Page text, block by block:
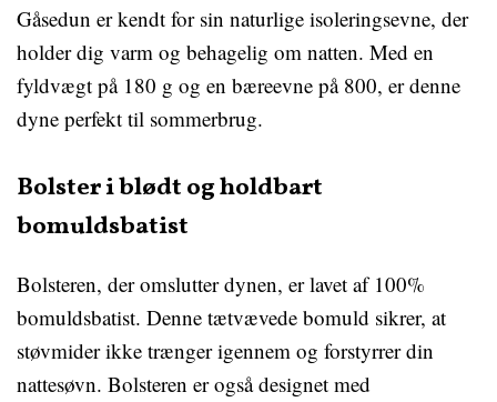
Gåsedun er kendt for sin naturlige isoleringsevne, der
holder dig varm og behagelig om natten. Med en
fyldvægt på 180 g og en bæreevne på 800, er denne
dyne perfekt til sommerbrug.
Bolster i blødt og holdbart
bomuldsbatist
Bolsteren, der omslutter dynen, er lavet af 100%
bomuldsbatist. Denne tætvævede bomuld sikrer, at
støvmider ikke trænger igennem og forstyrrer din
nattesøvn. Bolsteren er også designet med